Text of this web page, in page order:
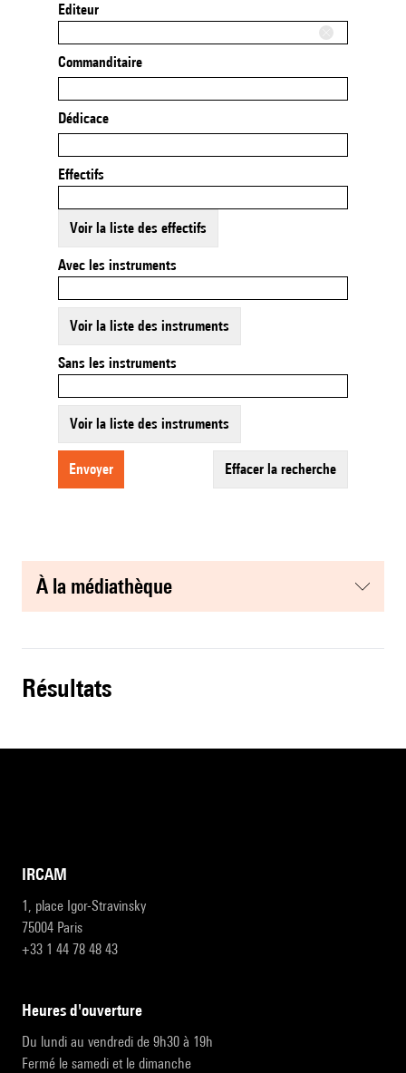
Editeur
Commanditaire
Dédicace
Effectifs
Voir la liste des effectifs
Avec les instruments
Voir la liste des instruments
Sans les instruments
Voir la liste des instruments
envoyer effacer la recherche
à la médiathèque
résultats
IRCAM
1, place Igor-Stravinsky
75004 Paris
+33 1 44 78 48 43
heures d'ouverture
Du lundi au vendredi de 9h30 à 19h
Fermé le samedi et le dimanche